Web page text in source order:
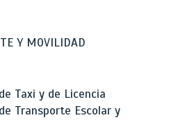
Y MOVILIDAD
Taxi y de Licencia
Transporte Escolar y